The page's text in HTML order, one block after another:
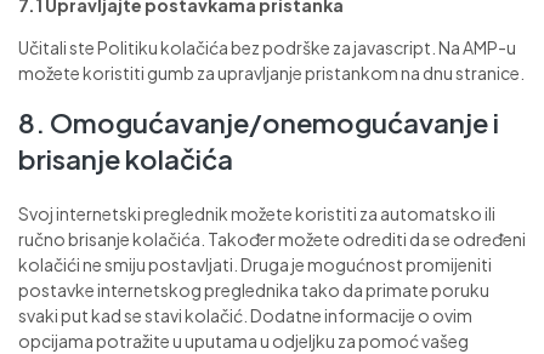
7.1 Upravljajte postavkama pristanka
Učitali ste Politiku kolačića bez podrške za javascript. Na AMP-u
možete koristiti gumb za upravljanje pristankom na dnu stranice.
8. Omogućavanje/onemogućavanje i
brisanje kolačića
Svoj internetski preglednik možete koristiti za automatsko ili
ručno brisanje kolačića. Također možete odrediti da se određeni
kolačići ne smiju postavljati. Druga je mogućnost promijeniti
postavke internetskog preglednika tako da primate poruku
svaki put kad se stavi kolačić. Dodatne informacije o ovim
opcijama potražite u uputama u odjeljku za pomoć vašeg